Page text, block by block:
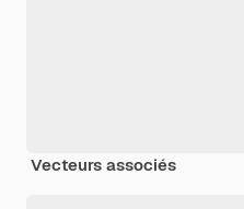
Vecteurs associés